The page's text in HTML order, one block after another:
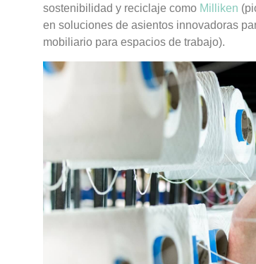
sostenibilidad y reciclaje como Milliken
en soluciones de asientos innovadoras
mobiliario para espacios de trabajo).